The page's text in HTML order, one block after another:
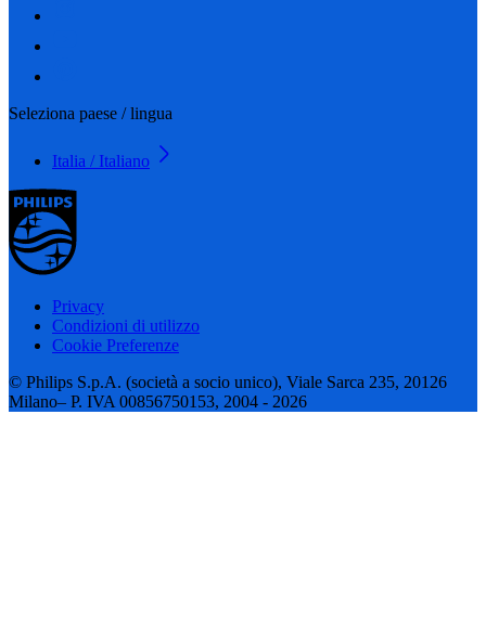
Seleziona paese / lingua
Italia / Italiano
Privacy
Condizioni di utilizzo
Cookie Preferenze
© Philips S.p.A. (società a socio unico), Viale Sarca 235, 20126
Milano– P. IVA 00856750153, 2004 - 2026